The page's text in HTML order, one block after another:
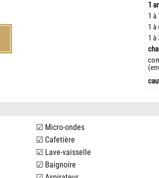
1
1 à
1 à
1 à
Micro-ondes
Cafetière
Lave-vaisselle
Baignoire